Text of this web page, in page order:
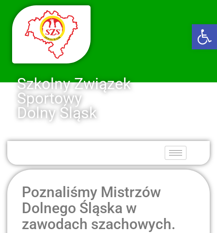
Szkolny Związek
Sportowy
Dolny Śląsk
Poznaliśmy Mistrzów
Dolnego Śląska w
zawodach szachowych.